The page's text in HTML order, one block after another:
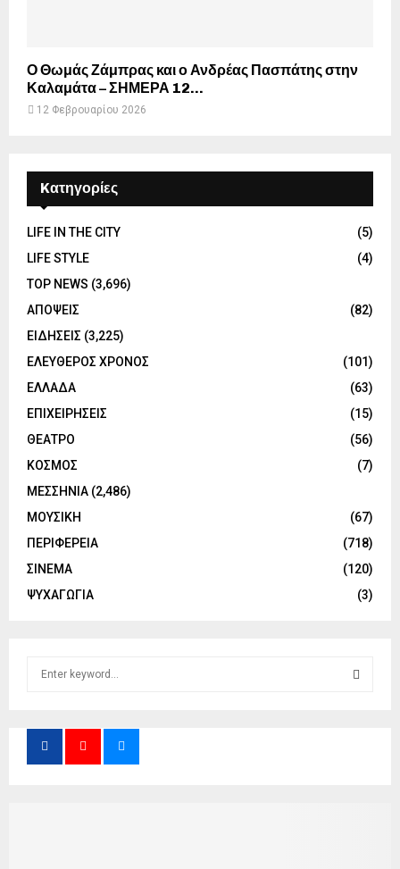
Ο Θωμάς Ζάμπρας και ο Ανδρέας Πασπάτης στην
Καλαμάτα – ΣΗΜΕΡΑ 12...
12 Φεβρουαρίου 2026
Kατηγορίες
LIFE IN THE CITY
(5)
LIFE STYLE
(4)
TOP NEWS (3,696)
ΑΠΟΨΕΙΣ
(82)
ΕΙΔΗΣΕΙΣ (3,225)
ΕΛΕΥΘΕΡΟΣ ΧΡΟΝΟΣ
(101)
ΕΛΛΑΔΑ
(63)
ΕΠΙΧΕΙΡΗΣΕΙΣ
(15)
ΘΕΑΤΡΟ
(56)
ΚΟΣΜΟΣ
(7)
ΜΕΣΣΗΝΙΑ (2,486)
ΜΟΥΣΙΚΗ
(67)
ΠΕΡΙΦΕΡΕΙΑ
(718)
ΣΙΝΕΜΑ
(120)
ΨΥΧΑΓΩΓΙΑ
(3)